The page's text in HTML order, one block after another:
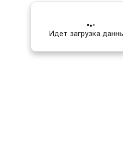
Идет загрузка